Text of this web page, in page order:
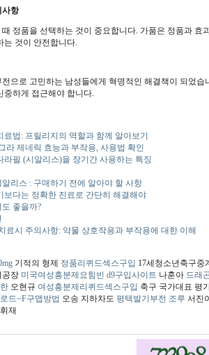
항
품을 선택하는 것이 중요합니다. 가품은 정품과 효
는 것이 안전합니다.
로 고민하는 남성들에게 혁명적인 해결책이 되었습
중하게 접근해야 합니다.
법: 프릴리지의 역할과 함께 알아보기
라 제네릭 효능과 부작용, 사용법 확인
라필 (시알리스)을 장기간 사용하는 특징
리스 : 구매하기 전에 알아야 할 사항
보다는 정확한 진료로 간단히 해결해야
좋을까?
료시 주의사항: 약물 상호작용과 부작용에 대한 이해
기적의 형제 정품리퀴드섹스구입 17세청소년축구중
공장 미국여성흥분제요힘빈 d9구입사이트 나훈아 드래
오현규 여성흥분제리퀴드섹스구입 축구 국가대표 평
드~F구맵방법 오송 지하차도 평택발기부전 조루 서진
재